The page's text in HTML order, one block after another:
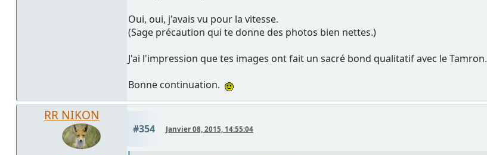
Oui, oui, j'avais vu pour la vitesse.
(Sage précaution qui te donne des photos bien nettes.)
J'ai l'impression que tes images ont fait un sacré bond qualitatif avec le Tamron.
Bonne continuation.
RR NIKON
#354 Janvier 08, 2015, 14:55:04